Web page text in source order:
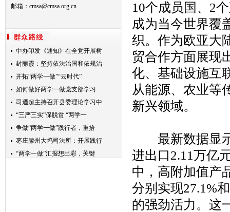
邮箱： cmsa@cmsa.org.cn
中办印发《通知》在全党开展树
封丽霞：坚持依法治国和依规治
开拓“两学一做”“云时代”
如何做好两学一做党支部学习
司迺超主持召开县委理论学习中
“三严三实”保脱贫 “两学一
争做“两学一做”践行者，重拾
枣庄滕州大坞司法所：开展践行
“两学一做”汇报想出彩，关键
10个成员国、2
成为当今世界覆
织。作为欧亚大
贸合作方面展现
化、基础设施互
从能源、农业等
新兴领域。
最新数据显示
进出口2.11万亿
中，高附加值产
分别实现27.1%
的强劲活力。这